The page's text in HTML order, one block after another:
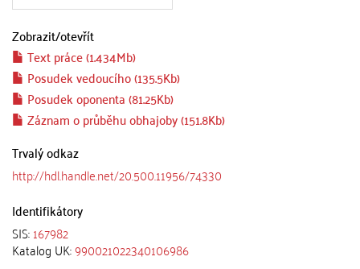
Zobrazit/otevřít
Text práce (1.434Mb)
Posudek vedoucího (135.5Kb)
Posudek oponenta (81.25Kb)
Záznam o průběhu obhajoby (151.8Kb)
Trvalý odkaz
http://hdl.handle.net/20.500.11956/74330
Identifikátory
SIS:167982
Katalog UK:990021022340106986